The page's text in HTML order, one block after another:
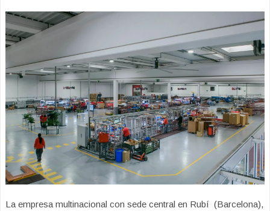
La empresa multinacional con sede central en Rubí (Barcelona),